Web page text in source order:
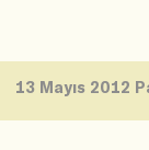
13 Mayıs 2012